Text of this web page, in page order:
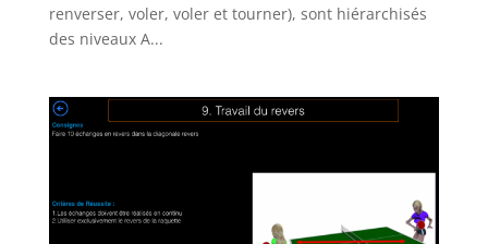
renverser, voler, voler et tourner), sont hiérarchisés
des niveaux A...